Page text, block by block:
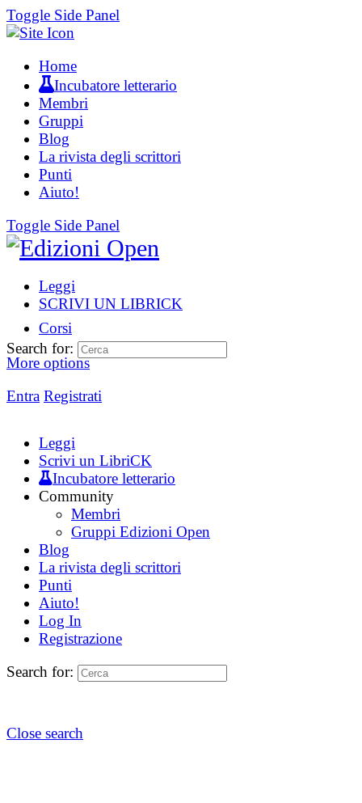
Toggle Side Panel
Home
Incubatore letterario
Membri
Gruppi
Blog
La rivista degli scrittori
Punti
Aiuto!
Toggle Side Panel
Leggi
SCRIVI UN LIBRICK
Corsi
More options
Entra Registrati
Search for:
Leggi
Scrivi un LibriCK
Incubatore letterario
Community
Membri
Gruppi Edizioni Open
Blog
La rivista degli scrittori
Punti
Aiuto!
Log In
Registrazione
Search for:
Close search